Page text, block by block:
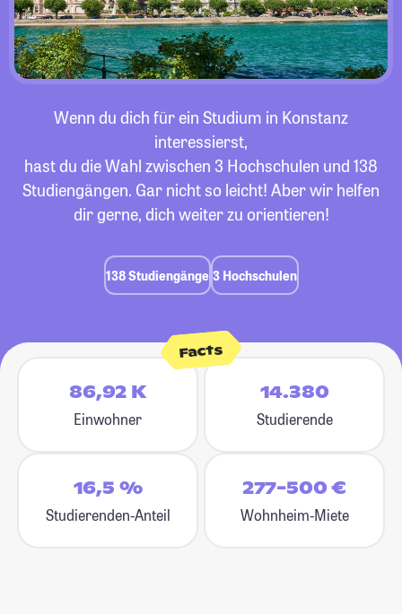
Wenn du dich für ein Studium in Konstanz
interessierst,
hast du die Wahl zwischen 3 Hochschulen und 138
Studiengängen. Gar nicht so leicht! Aber wir helfen
dir gerne, dich weiter zu orientieren!
138 Studiengänge 3 Hochschulen
Facts
86,92 K
Einwohner
14.380
Studierende
16,5 %
Studierenden-Anteil
277-500 €
Wohnheim-Miete